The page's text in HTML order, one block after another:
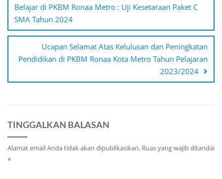
Belajar di PKBM Ronaa Metro : Uji Kesetaraan Paket C
SMA Tahun 2024
Ucapan Selamat Atas Kelulusan dan Peningkatan
Pendidikan di PKBM Ronaa Kota Metro Tahun Pelajaran
2023/2024
TINGGALKAN BALASAN
Alamat email Anda tidak akan dipublikasikan. Ruas yang wajib ditandai
*